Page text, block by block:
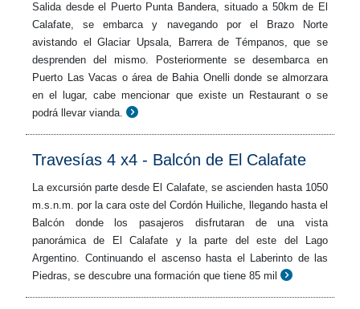
Salida desde el Puerto Punta Bandera, situado a 50km de El
Calafate, se embarca y navegando por el Brazo Norte
avistando el Glaciar Upsala, Barrera de Témpanos, que se
desprenden del mismo. Posteriormente se desembarca en
Puerto Las Vacas o área de Bahia Onelli donde se almorzara
en el lugar, cabe mencionar que existe un Restaurant o se
podrá llevar vianda.
Travesías 4 x4 - Balcón de El Calafate
La excursión parte desde El Calafate, se ascienden hasta 1050
m.s.n.m. por la cara oste del Cordón Huiliche, llegando hasta el
Balcón donde los pasajeros disfrutaran de una vista
panorámica de El Calafate y la parte del este del Lago
Argentino. Continuando el ascenso hasta el Laberinto de las
Piedras, se descubre una formación que tiene 85 mil